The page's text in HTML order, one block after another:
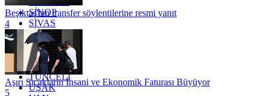
SİNOP
SİVAS
SİİRT
TEKİRDAĞ
TOKAT
TRABZON
TUNCELİ
UŞAK
Beşiktaş'tan transfer söylentilerine resmi yanıt
4
Aşırı Sıcakların İnsani ve Ekonomik Faturası Büyüyor
5